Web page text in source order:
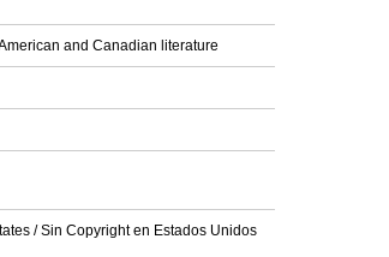
and Canadian literature
/ Sin Copyright en Estados Unidos